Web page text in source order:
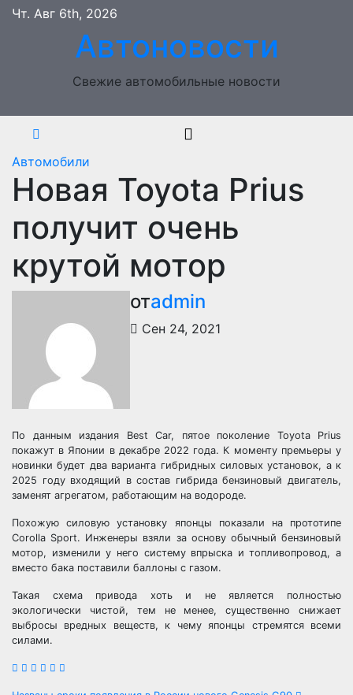
Перейти
содержимому
Чт. Авг 6th, 2026
Автоновости
Свежие автомобильные новости
Автомобили
Новая Toyota Prius
получит очень
крутой мотор
отadmin
Сен 24, 2021
По данным издания Best Car, пятое поколение Toyota Prius
покажут в Японии в декабре 2022 года. К моменту премьеры у
новинки будет два варианта гибридных силовых установок, а к
2025 году входящий в состав гибрида бензиновый двигатель,
заменят агрегатом, работающим на водороде.
Похожую силовую установку японцы показали на прототипе
Corolla Sport. Инженеры взяли за основу обычный бензиновый
мотор, изменили у него систему впрыска и топливопровод, а
вместо бака поставили баллоны с газом.
Такая схема привода хоть и не является полностью
экологически чистой, тем не менее, существенно снижает
выбросы вредных веществ, к чему японцы стремятся всеми
силами.